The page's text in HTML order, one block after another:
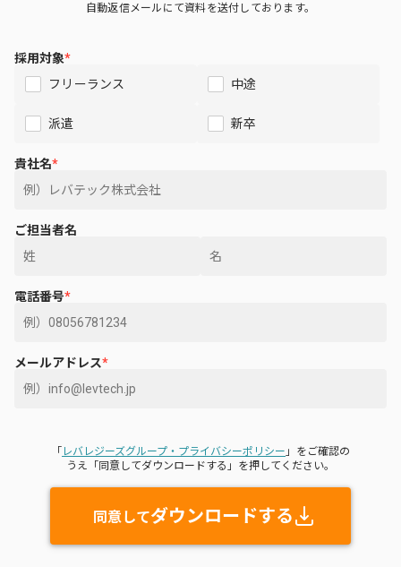
自動返信メールにて資料を送付しております。
採用対象*
フリーランス
中途
派遣 新卒
貴社名*
ご担当者名
電話番号*
メールアドレス*
「 レバレジーズグループ・プライバシーポリシー 」をご確認の
うえ「同意してダウンロードする」を押してください。
同意してダウンロードする